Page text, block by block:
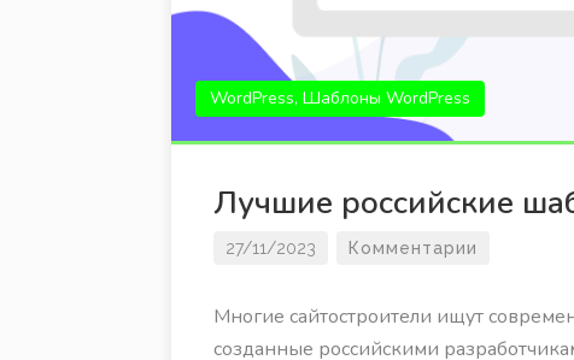
WordPress, Шаблоны WordPress
Лучшие российские
27/11/2023 Комментарии
Многие сайтостроители ищут
созданные российскими